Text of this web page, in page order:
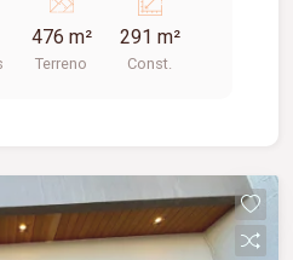
estacionamento recuado,
recepção climatizada
possibilidade de
de 04 banheiros,
despensa, área de
além de uma
476 m²
Terreno
291 m²
Const.